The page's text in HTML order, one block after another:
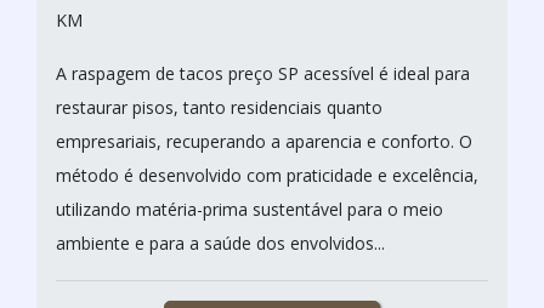
KM
A raspagem de tacos preço SP acessível é ideal para
restaurar pisos, tanto residenciais quanto
empresariais, recuperando a aparencia e conforto. O
método é desenvolvido com praticidade e excelência,
utilizando matéria-prima sustentável para o meio
ambiente e para a saúde dos envolvidos...